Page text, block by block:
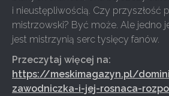
i nieustępliwością. Czy przyszłość
mistrzowski? Być może. Ale jedno
jest mistrzynią serc tysięcy fanów.
Przeczytaj więcej na:
https://meskimagazyn.pl/
zawodniczka-i-jej-rosnaca-